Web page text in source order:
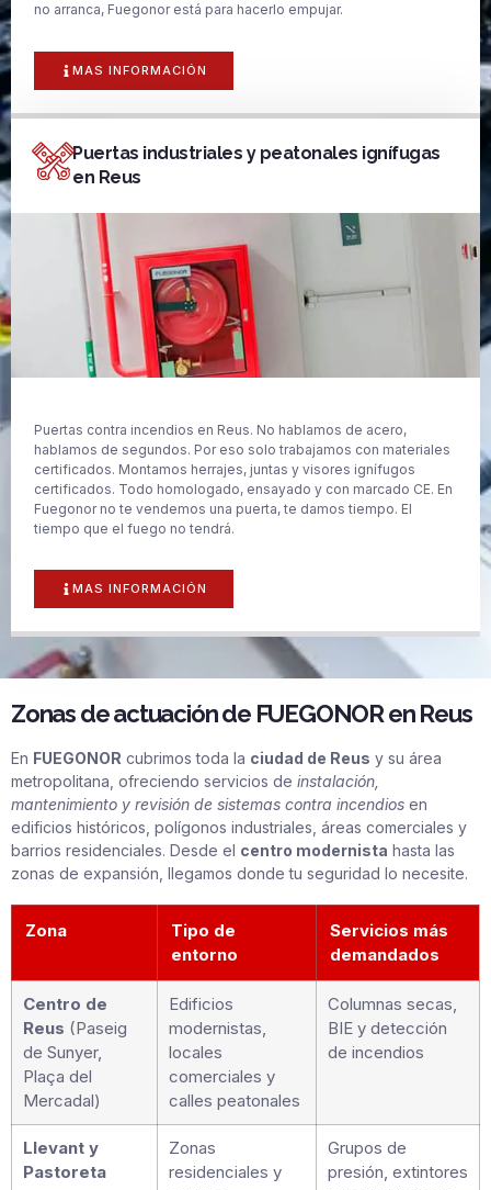
no arranca, Fuegonor está para hacerlo empujar.
MAS INFORMACIÓN
Puertas industriales y peatonales ignífugas
en Reus
Puertas contra incendios en Reus. No hablamos de acero,
hablamos de segundos. Por eso solo trabajamos con materiales
certificados. Montamos herrajes, juntas y visores ignífugos
certificados. Todo homologado, ensayado y con marcado CE. En
Fuegonor no te vendemos una puerta, te damos tiempo. El
tiempo que el fuego no tendrá.
MAS INFORMACIÓN
Zonas de actuación de FUEGONOR en Reus
En FUEGONOR cubrimos toda la ciudad de Reus y su área
metropolitana, ofreciendo servicios de instalación,
mantenimiento y revisión de sistemas contra incendios en
edificios históricos, polígonos industriales, áreas comerciales y
barrios residenciales. Desde el centro modernista hasta las
zonas de expansión, llegamos donde tu seguridad lo necesite.
Zona
Tipo de
entorno
Servicios más
demandados
Centro de
Reus (Paseig
de Sunyer,
Plaça del
Mercadal)
Edificios
modernistas,
locales
comerciales y
calles peatonales
Columnas secas,
BIE y detección
de incendios
Llevant y
Pastoreta
Zonas
residenciales y
Grupos de
presión, extintores